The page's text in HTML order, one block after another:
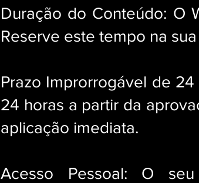
Duração do Conteúdo: O
Reserve este tempo na
Prazo Improrrogável de
24 horas a partir da
aplicação imediata.
Acesso Pessoal: O